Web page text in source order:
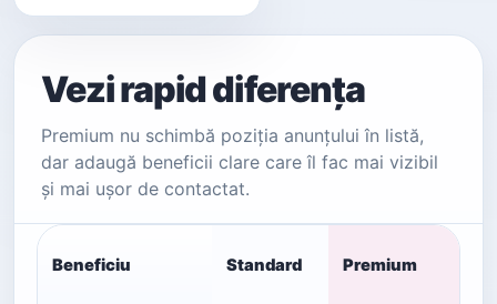
Vezi rapid diferența
Premium nu schimbă poziția anunțului în listă,
dar adaugă beneficii clare care îl fac mai vizibil
și mai ușor de contactat.
Beneficiu Standard Premium